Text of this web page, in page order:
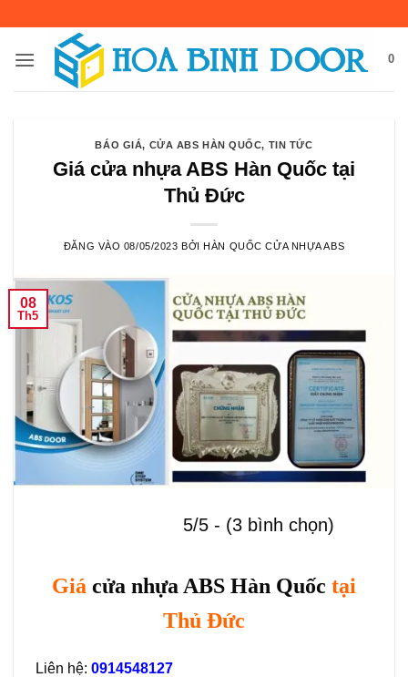
nội
0
BÁO GIÁ, CỬA ABS HÀN QUỐC, TIN TỨC
Giá cửa nhựa ABS Hàn Quốc tại
Thủ Đức
ĐĂNG VÀO 08/05/2023 BỞIHÀN QUỐC CỬA NHỰA ABS
08
Th5
5/5 - (3 bình chọn)
Giá cửa nhựa ABS Hàn Quốc tại
Thủ Đức
Liên hệ: 0914548127